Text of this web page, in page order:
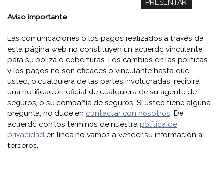
Aviso importante
Las comunicaciones o los pagos realizados a través de
esta página web no constituyen un acuerdo vinculante
para su póliza o coberturas. Los cambios en las políticas
y los pagos no son eficaces o vinculante hasta que
usted, o cualquiera de las partes involucradas, recibirá
una notificación oficial de cualquiera de su agente de
seguros, o su compañía de seguros. Si usted tiene alguna
pregunta, no dude en contactar con nosotros. De
acuerdo con los términos de nuestra política de
privacidad en línea no vamos a vender su información a
terceros.